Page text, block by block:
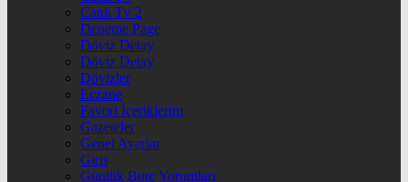
Canlı Tv 2
Deneme Page
Döviz Detay
Döviz Detay
Dövizler
Eczane
Favori İçeriklerim
Gazeteler
Genel Ayarlar
Giriş
Günlük Burç Yorumları